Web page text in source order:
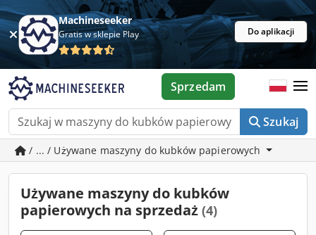
Machineseeker
Gratis w sklepie Play Do aplikacji
Szukaj
Sprzedam
/ ... / Używane maszyny do kubków papierowych
Używane maszyny do kubków
papierowych na sprzedaż (4)